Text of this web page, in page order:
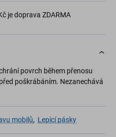
je doprava ZDARMA
povrch během přenosu
poškrábáním. Nezanechává
mobilů, Lepící pásky